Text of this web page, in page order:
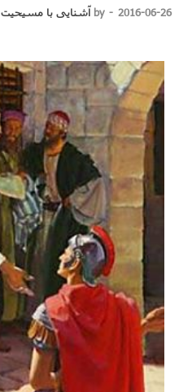
2016-06-26
-
by آشنایی با مسیحیت